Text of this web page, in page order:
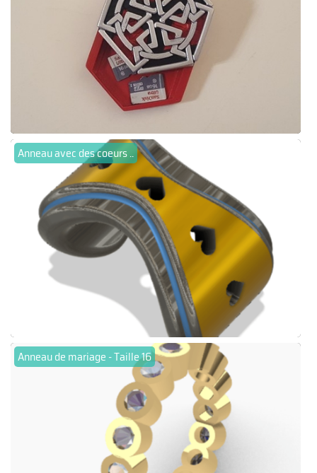
Anneau avec des coeurs ..
Anneau de mariage - Taille 16